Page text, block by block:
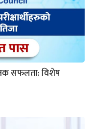
सफलता: विशेष